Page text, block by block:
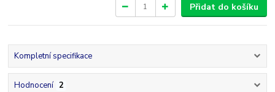
Přidat do košíku
Kompletní specifikace
Hodnocení 2